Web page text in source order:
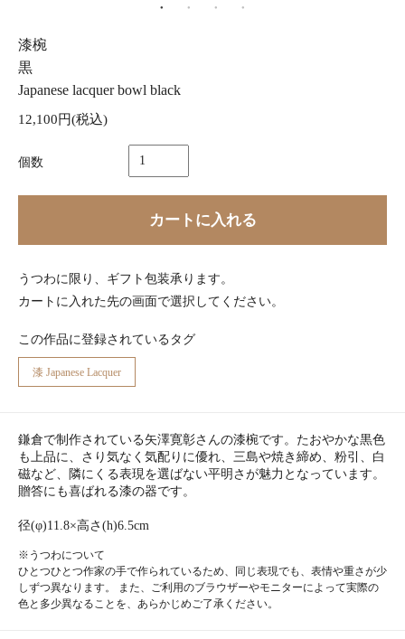
漆椀
黒
Japanese lacquer bowl black
12,100円(税込)
個数
カートに入れる
うつわに限り、ギフト包装承ります。
カートに入れた先の画面で選択してください。
この作品に登録されているタグ
漆 Japanese Lacquer
鎌倉で制作されている矢澤寛彰さんの漆椀です。たおやかな黒色
も上品に、さり気なく気配りに優れ、三島や焼き締め、粉引、白
磁など、隣にくる表現を選ばない平明さが魅力となっています。
贈答にも喜ばれる漆の器です。
径(φ)11.8×高さ(h)6.5cm
※うつわについて
ひとつひとつ作家の手で作られているため、同じ表現でも、表情や重さが少
しずつ異なります。 また、ご利用のブラウザーやモニターによって実際の
色と多少異なることを、あらかじめご了承ください。